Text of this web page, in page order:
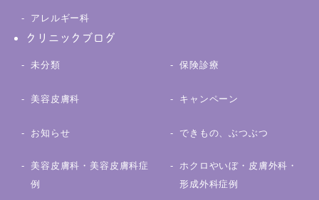
アレルギー科
クリニックブログ
未分類 保険診療
美容皮膚科 キャンペーン
お知らせ できもの、ぶつぶつ
美容皮膚科・美容皮膚科症
例
ホクロやいぼ・皮膚外科・
形成外科症例